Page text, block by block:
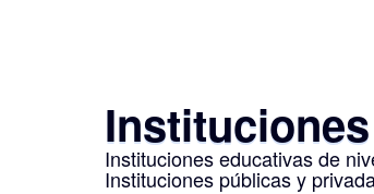
Instituciones educativas de
Instituciones públicas y